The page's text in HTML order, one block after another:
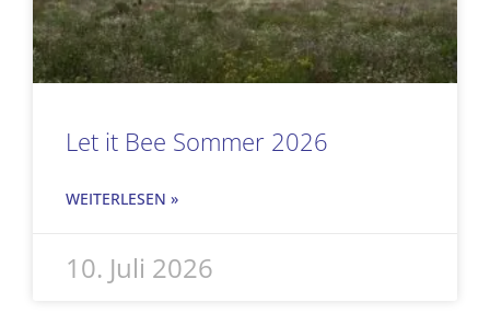
Let it Bee Sommer 2026
WEITERLESEN »
10. Juli 2026